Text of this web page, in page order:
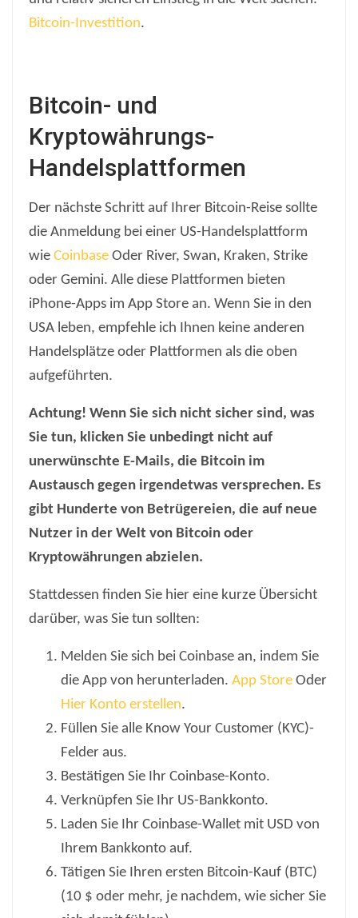
Bitcoin-Investition.
Bitcoin- und
Kryptowährungs-
Handelsplattformen
Der nächste Schritt auf Ihrer Bitcoin-Reise sollte
die Anmeldung bei einer US-Handelsplattform
wie Coinbase Oder River, Swan, Kraken, Strike
oder Gemini. Alle diese Plattformen bieten
iPhone-Apps im App Store an. Wenn Sie in den
USA leben, empfehle ich Ihnen keine anderen
Handelsplätze oder Plattformen als die oben
aufgeführten.
Achtung! Wenn Sie sich nicht sicher sind, was
Sie tun, klicken Sie unbedingt nicht auf
unerwünschte E-Mails, die Bitcoin im
Austausch gegen irgendetwas versprechen. Es
gibt Hunderte von Betrügereien, die auf neue
Nutzer in der Welt von Bitcoin oder
Kryptowährungen abzielen.
Stattdessen finden Sie hier eine kurze Übersicht
darüber, was Sie tun sollten:
Melden Sie sich bei Coinbase an, indem Sie
die App von herunterladen. App Store Oder
Hier Konto erstellen.
Füllen Sie alle Know Your Customer (KYC)-
Felder aus.
Bestätigen Sie Ihr Coinbase-Konto.
Verknüpfen Sie Ihr US-Bankkonto.
Laden Sie Ihr Coinbase-Wallet mit USD von
Ihrem Bankkonto auf.
Tätigen Sie Ihren ersten Bitcoin-Kauf (BTC)
(10 $ oder mehr, je nachdem, wie sicher Sie